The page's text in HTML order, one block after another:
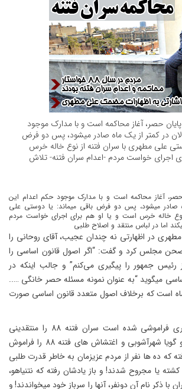
حصر، آغاز محاکمه است و با مدارک موجود
در کمتر از یک ماه صادر میشود، پس دو فرض
علی مطهری با سران فتنه از نوع خاله خرس
اجرای خواست مردم -اعدام سران فتنه- تلاش
آغاز محاکمه است و با مدارک موجود حکم اعدام این
صادر میشود، پس دو فرض باقی میماند: یا دوستی علی
خاله خرس است و یا او هم برای اجرای خواست مردم
اما در لباس منتقد و اصلاح طلبی
در اظهارتی نه چندان عجیب، آقای روحانی را
مجلس کرد و گفت: “اگر اصول قانون اساسی را
رئیس جمهور را پیگیری می‌کنم” و جالب اینکه در
میگوید “به عنوان نمونه مسئله حصر خانگی …..
است که برخلاف اصول متعدد قانون اساسی صورت
وی که گویا دچار بیماری فراموشی شده است سران فتنه 88 را منتقدینی
خوش نام(!) میخواند و گویا شهرآشوبی و اغتشاش های فتنه 88 را فراموش
که ده ها نفر از مردم عزیزمان به خاطر قدرت طلبی
یا مجروح شدند! و باز یادشان رفته که نتنیاهو،
با ذکر نام آن دونفر، آنها را سرباز خود میخواندند! و